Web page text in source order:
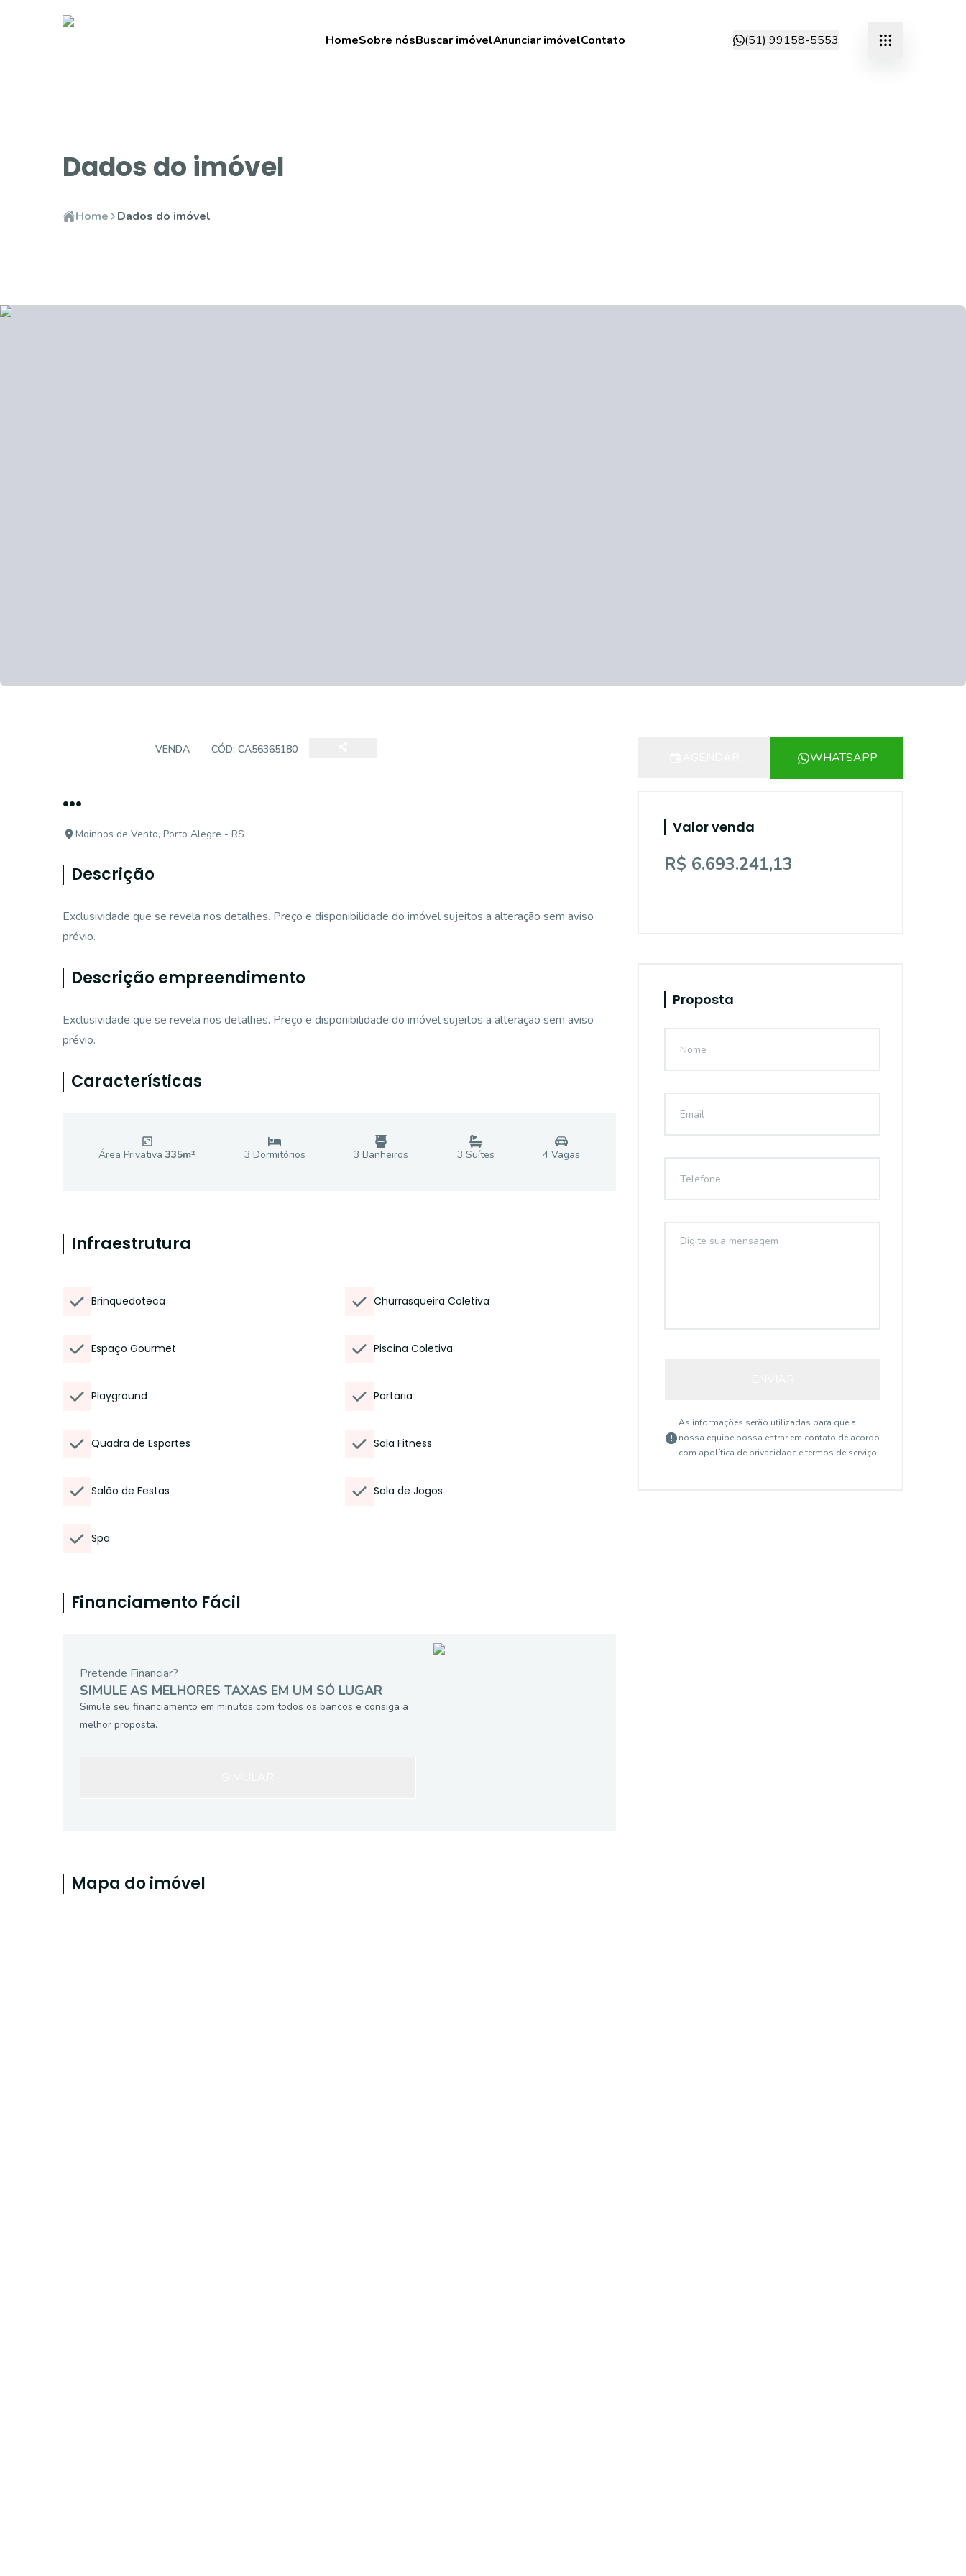
HomeSobre nósBuscar imóvelAnunciar imóvelContato (51) 99158-5553
Dados do imóvel
Home Dados do imóvel
VENDA CÓD: CA56365180
...
Moinhos de Vento, Porto Alegre - RS
Descrição
Exclusividade que se revela nos detalhes. Preço e disponibilidade do imóvel sujeitos a alteração sem aviso
prévio.
Descrição empreendimento
Exclusividade que se revela nos detalhes. Preço e disponibilidade do imóvel sujeitos a alteração sem aviso
prévio.
Características
Área Privativa 335m² 3 Dormitórios 3 Banheiros 3 Suítes 4 Vagas
Infraestrutura
Brinquedoteca Churrasqueira Coletiva
Espaço Gourmet Piscina Coletiva
Playground Portaria
Quadra de Esportes Sala Fitness
Salão de Festas Sala de Jogos
Spa
Financiamento Fácil
Pretende Financiar?
SIMULE AS MELHORES TAXAS EM UM SÓ LUGAR
Simule seu financiamento em minutos com todos os bancos e consiga a
melhor proposta.
Mapa do imóvel
WHATSAPP
Valor venda
R$ 6.693.241,13
Proposta
As informações serão utilizadas para que a
nossa equipe possa entrar em contato de acordo
com apolítica de privacidade e termos de serviço